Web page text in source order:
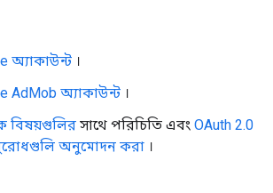
অ্যাকাউন্ট ।
AdMob অ্যাকাউন্ট ।
বিষয়গুলির সাথে পরিচিতি এবং OAuth 2.0
অনুমোদন করা ।